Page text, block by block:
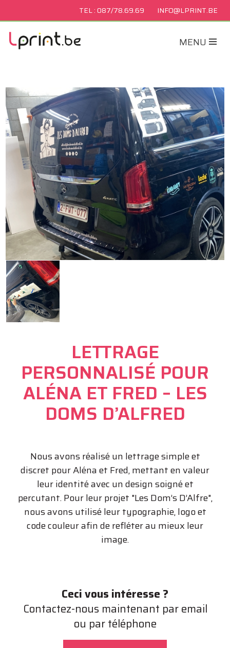
INFO@LPRINT.BE
TEL : 087/78.69.69
MENU
LETTRAGE
PERSONNALISÉ POUR
ALÉNA ET FRED – LES
DOMS D’ALFRED
Nous avons réalisé un lettrage simple et
discret pour Aléna et Fred, mettant en valeur
leur identité avec un design soigné et
percutant. Pour leur projet "Les Dom’s D’Alfre",
nous avons utilisé leur typographie, logo et
code couleur afin de refléter au mieux leur
image.
Ceci vous intéresse ?
Contactez-nous maintenant par email
ou par téléphone